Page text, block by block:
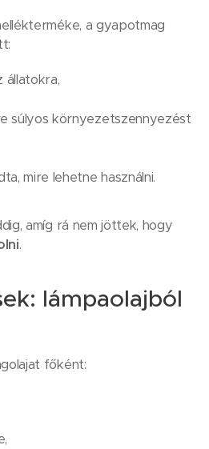
a gyapotmag
állatokra,
súlyos környezetszennyezést
mire lehetne használni.
amíg rá nem jöttek, hogy
.
lámpaolajból
főként: